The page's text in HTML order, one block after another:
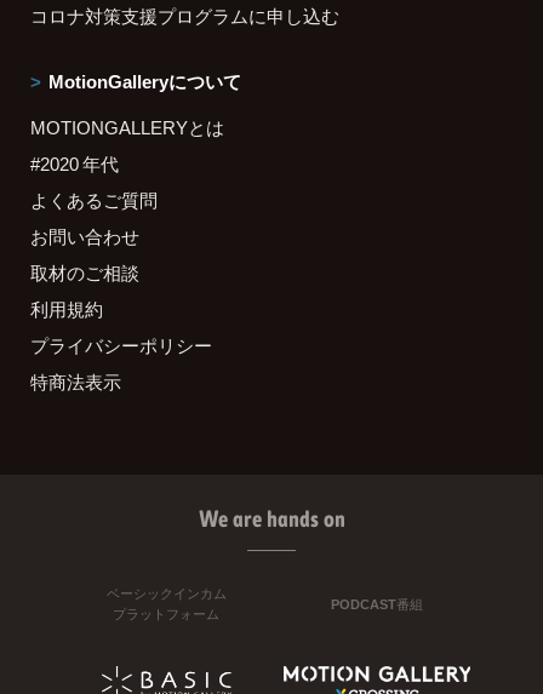
コロナ対策支援プログラムに申し込む
MotionGalleryについて
MOTIONGALLERYとは
#2020 年代
よくあるご質問
お問い合わせ
取材のご相談
利用規約
プライバシーポリシー
特商法表示
We are hands on
ベーシックインカム
プラットフォーム
PODCAST番組